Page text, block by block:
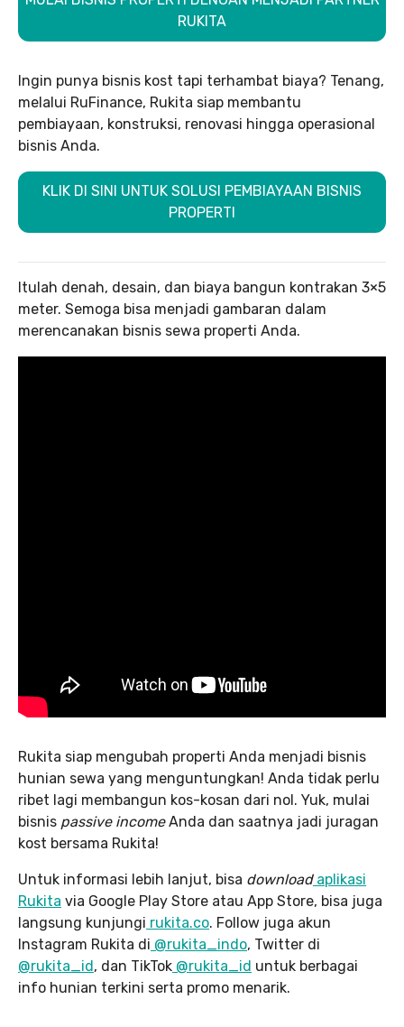
RUKITA
Ingin punya bisnis kost tapi terhambat biaya? Tenang,
melalui RuFinance, Rukita siap membantu
pembiayaan, konstruksi, renovasi hingga operasional
bisnis Anda.
KLIK DI SINI UNTUK SOLUSI PEMBIAYAAN BISNIS
PROPERTI
Itulah denah, desain, dan biaya bangun kontrakan 3×5
meter. Semoga bisa menjadi gambaran dalam
merencanakan bisnis sewa properti Anda.
Rukita siap mengubah properti Anda menjadi bisnis
hunian sewa yang menguntungkan! Anda tidak perlu
ribet lagi membangun kos-kosan dari nol. Yuk, mulai
bisnis passive incomeAnda dan saatnya jadi juragan
kost bersama Rukita!
Untuk informasi lebih lanjut, bisa downloadaplikasi
Rukita via Google Play Store atau App Store, bisa juga
langsung kunjungi rukita.co. Follow juga akun
Instagram Rukita di @rukita_indo, Twitter di
@rukita_id, dan TikTok @rukita_id untuk berbagai
info hunian terkini serta promo menarik.